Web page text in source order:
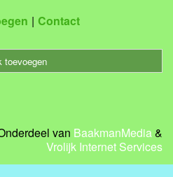
Contact
toevoegen
van BaakmanMedia&
Vrolijk Internet Services